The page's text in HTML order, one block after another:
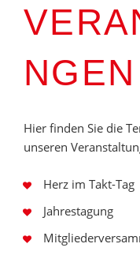
NGEN
Hier finden Sie die
unseren
Herz im Takt-Tag
Jahrestagung